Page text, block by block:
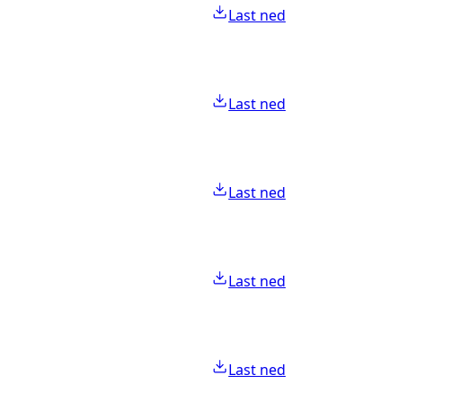
Last ned
Last ned
Last ned
Last ned
Last ned